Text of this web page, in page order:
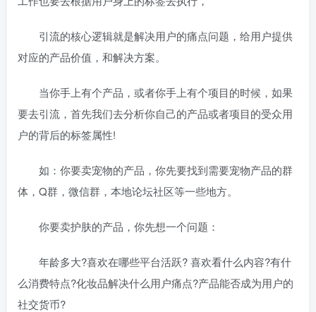
引流的核心逻辑就是解决用户的痛点问题，给用户提供
对应的产品价值，和解决方案。
当你手上有个产品，或者你手上有个项目的时候，如果
要去引流，首先我们去分析你自己的产品或者项目的受众用
户的背后的标签属性!
如：你要卖宠物的产品，你先要找到需要宠物产品的群
体，Q群，微信群，本地论坛社区等一些地方。
你要卖护肤的产品，你先想一个问题：
年龄多大?喜欢在哪些平台活跃? 喜欢看什么内容?有什
么消费特点?化妆品解决什么用户痛点?产品能否成为用户的
社交货币?